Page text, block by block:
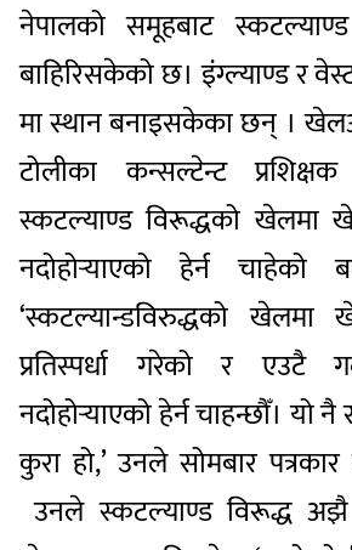
नेपालको समूहबाट
बाहिरिसकेको छ। इंग्ल्याण्ड र
मा स्थान बनाइसकेका छन् ।
टोलीका कन्सल्टेन्ट
स्कटल्याण्ड विरूद्धको खेलमा
नदोहोर्‍याएको हेर्न चाहेको
‘स्कटल्यान्डविरुद्धको खेलमा
प्रतिस्पर्धा गरेको र एउटै
नदोहोऱ्याएको हेर्न चाहन्छौँ। यो
कुरा हो,’ उनले सोमबार
उनले स्कटल्याण्ड विरूद्ध अझै